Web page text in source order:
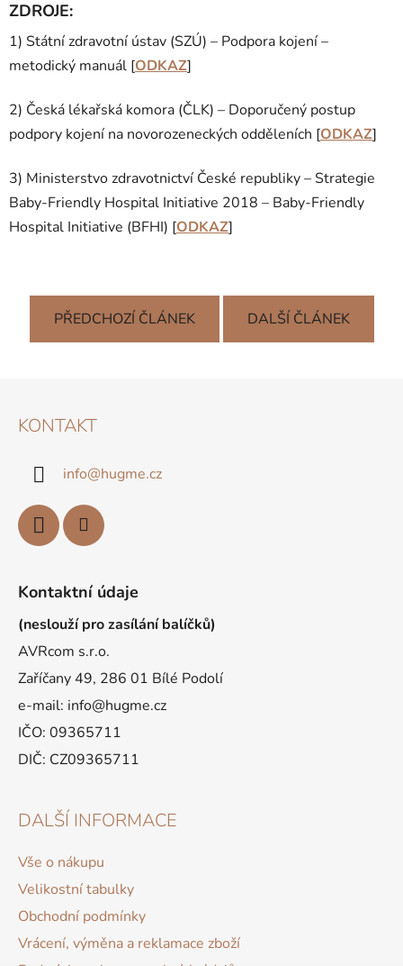
ZDROJE:
1) Státní zdravotní ústav (SZÚ) – Podpora kojení –
metodický manuál [ODKAZ]
2) Česká lékařská komora (ČLK) – Doporučený postup
podpory kojení na novorozeneckých odděleních [ODKAZ]
3) Ministerstvo zdravotnictví České republiky – Strategie
Baby-Friendly Hospital Initiative 2018 – Baby-Friendly
Hospital Initiative (BFHI) [ODKAZ]
PŘEDCHOZÍ ČLÁNEK DALŠÍ ČLÁNEK
KONTAKT
info@hugme.cz
Kontaktní údaje
(neslouží pro zasílání balíčků)
AVRcom s.r.o.
Zaříčany 49, 286 01 Bílé Podolí
e-mail: info@hugme.cz
IČO: 09365711
DIČ: CZ09365711
DALŠÍ INFORMACE
Vše o nákupu
Velikostní tabulky
Obchodní podmínky
Vrácení, výměna a reklamace zboží